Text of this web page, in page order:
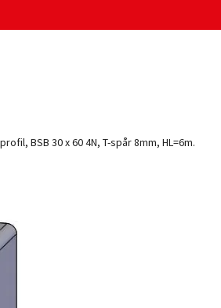
BSB 30 x 60 4N, T-spår 8mm, HL=6m.